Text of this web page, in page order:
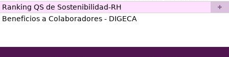
Ranking QS de Sostenibilidad-RH
Beneficios a Colaboradores - DIGECA